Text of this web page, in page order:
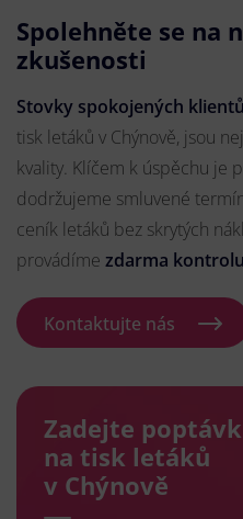
Spolehněte se na
zkušenosti
Stovky spokojených klientů
tisk letáků v Chýnově, jsou
kvality. Klíčem k úspěchu je
dodržujeme smluvené
ceník letáků bez skrytých
provádíme zdarma
Kontaktujte nás
Zadejte
na tisk letáků
v Chýnově